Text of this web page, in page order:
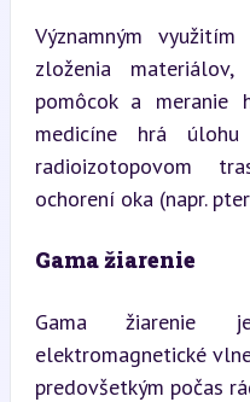
Významným
zloženia materiálov,
pomôcok a meranie
medicíne hrá
radioizotopovom
ochorení oka (napr.
Gama žiarenie
Gama žiarenie
elektromagnetické
predovšetkým počas